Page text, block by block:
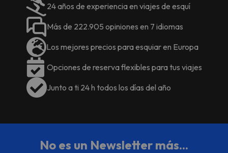
24 años de experiencia en viajes de esquí
Más de 222.905 opiniones en 7 idiomas
Los mejores precios para esquiar en Europa
Opciones de reserva flexibles para tus viajes
Junto a ti 24 h todos los días del año
No es un Newsletter más...